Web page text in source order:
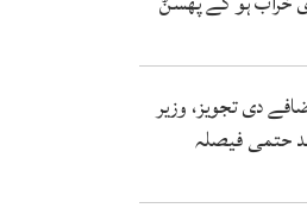
توں 15 فیصد اضافے دی تجویز، وزیر
حتمی فیصلہ